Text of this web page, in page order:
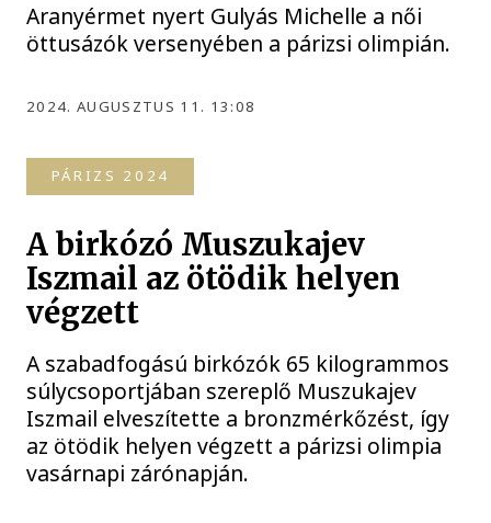
Aranyérmet nyert Gulyás Michelle a női
öttusázók versenyében a párizsi olimpián.
2024. AUGUSZTUS 11. 13:08
PÁRIZS 2024
A birkózó Muszukajev
Iszmail az ötödik helyen
végzett
A szabadfogású birkózók 65 kilogrammos
súlycsoportjában szereplő Muszukajev
Iszmail elveszítette a bronzmérkőzést, így
az ötödik helyen végzett a párizsi olimpia
vasárnapi zárónapján.